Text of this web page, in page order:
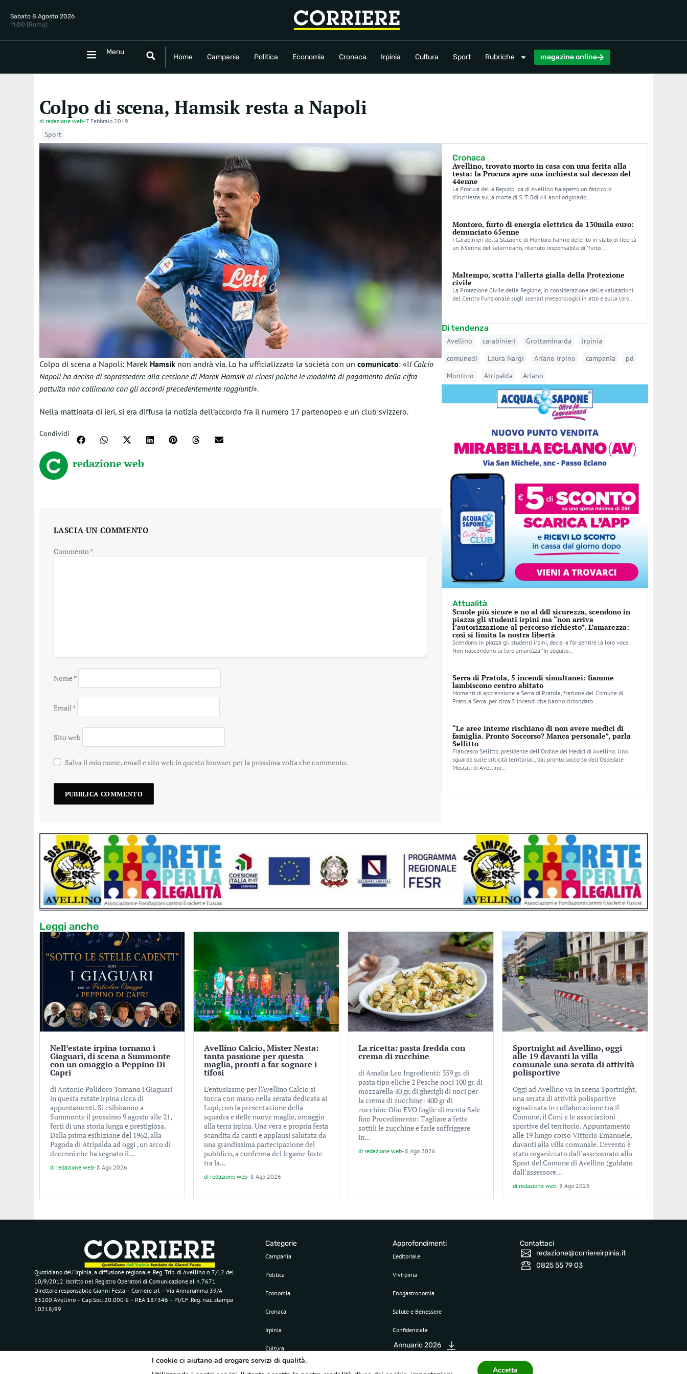
Sabato 8 Agosto 2026
11.00 (Roma)
Menu
Home Campania Politica Economia Cronaca Irpinia Cultura Sport Rubriche magazine online
Home Campania Politica Economia Cronaca Irpinia Sport Rubriche
Colpo di scena, Hamsik resta a Napoli
di redazione web-7 Febbraio 2019
Sport
Colpo di scena a Napoli: Marek Hamsiknon andrà via. Lo ha ufficializzato la società con un comunicato: «Il Calcio
Napoli ha deciso di soprassedere alla cessione di Marek Hamsik ai cinesi poiché le modalità di pagamento della cifra
pattuita non collimano con gli accordi precedentemente raggiunti».
Nella mattinata di ieri, si era diffusa la notizia dell’accordo fra il numero 17 partenopeo e un club svizzero.
Condividi
redazione web
LASCIA UN COMMENTO
Commento *
Nome*
Email *
Sito web
Salva il mio nome, email e sito web in questo browser per la prossima volta che commento.
Cronaca
Avellino, trovato morto in casa con una ferita alla
testa: la Procura apre una inchiesta sul decesso del
44enne
La Procura della Repubblica di Avellino ha aperto un fascicolo
d’inchiesta sulla morte di S. T. Bdi 44 anni originario…
Montoro, furto di energia elettrica da 130mila euro:
denunciato 65enne
I Carabinieri della Stazione di Montoro hanno deferito in stato di libertà
un 65enne del salernitano, ritenuto responsabile di “furto…
Maltempo, scatta l’allerta gialla della Protezione
civile
La Protezione Civile della Regione, in considerazione delle valutazioni
del Centro Funzionale sugli scenari meteorologici in atto e sulla loro…
Di tendenza
Avellino carabinieri Grottaminarda
irpinia
comunedi
Laura Nargi Ariano Irpino campania
pd
Montoro
Atripalda Ariano
Attualità
Scuole più sicure e no al ddl sicurezza, scendono in
piazza gli studenti irpini ma “non arriva
l’autorizzazione al percorso richiesto”. L’amarezza:
così si limita la nostra libertà
Scendono in piazza gli studenti irpini, decisi a far sentire la loro voce.
Non nascondono la loro amarezza “In seguito…
Serra di Pratola, 5 incendi simultanei: fiamme
lambiscono centro abitato
Momenti di apprensione a Serra di Pratola, frazione del Comune di
Pratola Serra, per circa 5 incendi che hanno circondato…
“Le aree interne rischiano di non avere medici di
famiglia. Pronto Soccorso? Manca personale”, parla
Sellitto
Francesco Sellitto, presidente dell’Ordine dei Medici di Avellino. Uno
sguardo sulle criticità territoriali, dal pronto soccorso dell’Ospedale
Moscati di Avellino…
Leggi anche
Nell’estate irpina tornano i
Giaguari, di scena a Summonte
con un omaggio a Peppino Di
Capri
di Antonio Polidoro Tornano i Giaguari
in questa estate irpina ricca di
appuntamenti. Si esibiranno a
Summonte il prossimo 9 agosto alle 21,
forti di una storia lunga e prestigiosa.
Dalla prima esibizione del 1962, alla
Pagoda di Atripalda ad oggi , un arco di
decenni che ha segnato il...
di redazione web- 8 Ago 2026
Avellino Calcio, Mister Nesta:
tanta passione per questa
maglia, pronti a far sognare i
tifosi
L’entusiasmo per l’Avellino Calcio si
tocca con mano nella serata dedicata ai
Lupi, con la presentazione della
squadra e delle nuove maglie, omaggio
alla terra irpina. Una vera e propria festa
scandita da canti e applausi salutata da
una grandissima partecipazione del
pubblico, a conferma del legame forte
tra la...
di redazione web- 8 Ago 2026
La ricetta: pasta fredda con
crema di zucchine
di Amalia Leo Ingredienti: 359 gr. di
pasta tipo eliche 2 Pesche noci 100 gr. di
mozzarella 40 gr, di gherigli di noci per
la crema di zucchine: 400 gr di
zucchine Olio EVO foglie di menta Sale
fino Procedimento: Tagliare a fette
sottili le zucchine e farle soffriggere
in...
di redazione web- 8 Ago 2026
Sportnight ad Avellino, oggi
alle 19 davanti la villa
comunale una serata di attività
polisportive
Oggi ad Avellino va in scena Sportnight,
una serata di attività polisportive
ognaizzata in collaborazione tra il
Comune, il Coni e le associazioni
sportive del territorio. Appuntamento
alle 19 lungo corso Vittorio Emanuele,
davanti alla villa comunale. L’evento è
stato organizzato dall’assessorato allo
Sport del Comune di Avellino (guidato
dall’assessore...
di redazione web- 8 Ago 2026
Quotidiano dell’Irpinia, a diffusione regionale. Reg. Trib. di Avellino n.7/12 del
10/9/2012. Iscritto nel Registro Operatori di Comunicazione al n.7671
Direttore responsabile Gianni Festa – Corriere srl – Via Annarumma 39/A
83100 Avellino – Cap.Soc. 20.000 € – REA 187346 – PI/CF. Reg. naz. stampa
10218/99
Categorie
Campania
Politica
Economia
Cronaca
Irpinia
Cultura
Approfondimenti
L’editoriale
VivIrpinia
Enogastronomia
Salute e Benessere
Confidenziale
Annuario 2026
Contattaci
redazione@corriereirpinia.it
0825 55 79 03
I cookie ci aiutano ad erogare servizi di qualità.
Accetta